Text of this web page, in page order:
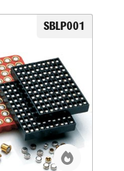
SBLP001